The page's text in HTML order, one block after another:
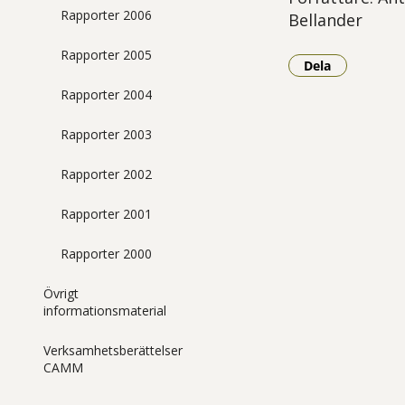
Rapporter 2006
Rapporter 2005
Rapporter 2004
Rapporter 2003
Rapporter 2002
Rapporter 2001
Rapporter 2000
Övrigt
informationsmaterial
Verksamhetsberättelser
CAMM
Bellander
Dela
- Klicka för